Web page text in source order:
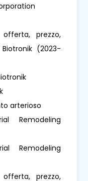
prezzo,
(2023-
arterioso
Remodeling
Remodeling
prezzo,